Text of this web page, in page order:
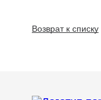
Возврат к списку